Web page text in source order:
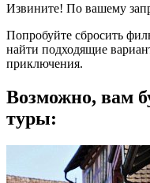
Извините! По вашему
Попробуйте сбросить
найти подходящие
приключения.
Возможно, вам
туры: